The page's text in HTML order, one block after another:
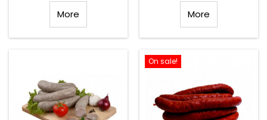
More More
On sale!